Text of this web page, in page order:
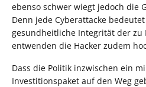
ebenso schwer wiegt jedoch die
Denn jede Cyberattacke
gesundheitliche Integrität der zu
entwenden die Hacker zudem
Dass die Politik inzwischen ein
Investitionspaket auf den Weg